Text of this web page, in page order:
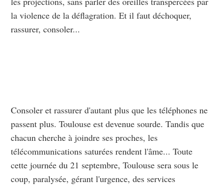
la violence de la déflagration. Et il faut déchoquer,
rassurer, consoler...
Consoler et rassurer d'autant plus que les téléphones ne
passent plus. Toulouse est devenue sourde. Tandis que
chacun cherche à joindre ses proches, les
télécommunications saturées rendent l'âme... Toute
cette journée du 21 septembre, Toulouse sera sous le
coup, paralysée, gérant l'urgence, des services